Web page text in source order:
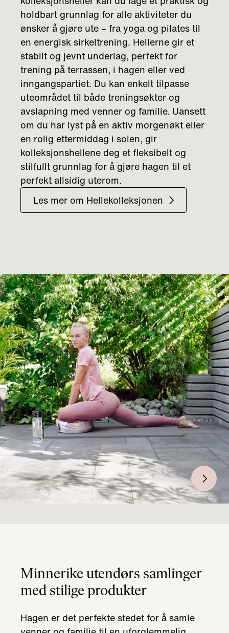
holdbart grunnlag for alle aktiviteter du
ønsker å gjøre ute – fra yoga og pilates til
en energisk sirkeltrening. Hellerne gir et
stabilt og jevnt underlag, perfekt for
trening på terrassen, i hagen eller ved
inngangspartiet. Du kan enkelt tilpasse
uteområdet til både treningsøkter og
avslapning med venner og familie. Uansett
om du har lyst på en aktiv morgenøkt eller
en rolig ettermiddag i solen, gir
kolleksjonshellene deg et fleksibelt og
stilfullt grunnlag for å gjøre hagen til et
perfekt allsidig uterom.
Les mer om Hellekolleksjonen
Minnerike utendørs samlinger
med stilige produkter
Hagen er det perfekte stedet for å samle